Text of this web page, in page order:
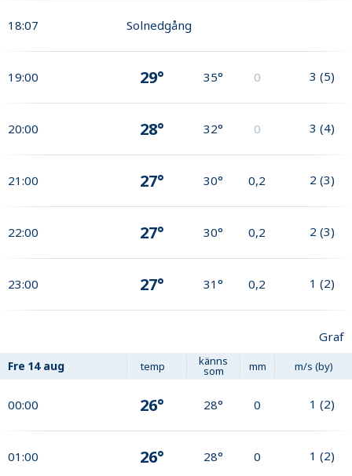
18:07 Solnedgång
19:00 29° 35° 0 3 (5)
20:00 28° 32° 0 3 (4)
21:00 27° 30° 0,2 2 (3)
22:00 27° 30° 0,2 2 (3)
23:00 27° 31° 0,2 1 (2)
Graf
Fre 14 aug temp känns
som mm m/s (by)
00:00 26° 28° 0 1 (2)
01:00 26° 28° 0 1 (2)